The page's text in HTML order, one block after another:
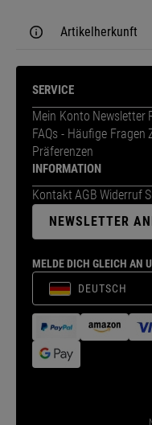
Artikelherkunft
SERVICE
Mein Konto Newsletter
FAQs - Häufige Fragen
Präferenzen
INFORMATION
Kontakt AGB Widerruf
NEWSLETTER
MELDE DICH GLEICH AN
DEUTSCH